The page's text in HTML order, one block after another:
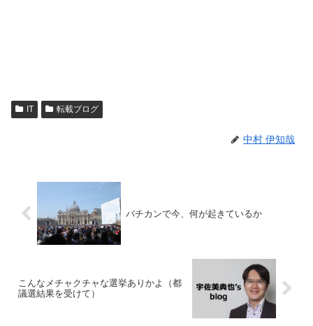
IT 転載ブログ
中村 伊知哉
バチカンで今、何が起きているか
こんなメチャクチャな選挙ありかよ（都
議選結果を受けて）